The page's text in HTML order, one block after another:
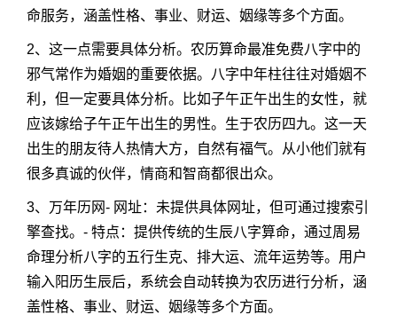
命服务，涵盖性格、事业、财运、姻缘等多个方面。
2、这一点需要具体分析。农历算命最准免费八字中的
邪气常作为婚姻的重要依据。八字中年柱往往对婚姻不
利，但一定要具体分析。比如子午正午出生的女性，就
应该嫁给子午正午出生的男性。生于农历四九。这一天
出生的朋友待人热情大方，自然有福气。从小他们就有
很多真诚的伙伴，情商和智商都很出众。
3、万年历网- 网址：未提供具体网址，但可通过搜索引
擎查找。- 特点：提供传统的生辰八字算命，通过周易
命理分析八字的五行生克、排大运、流年运势等。用户
输入阳历生辰后，系统会自动转换为农历进行分析，涵
盖性格、事业、财运、姻缘等多个方面。